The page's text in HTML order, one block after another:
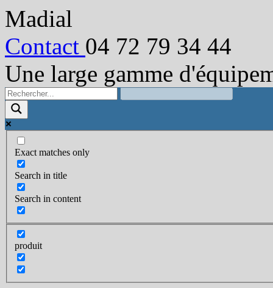
Madial
Contact 04 72 79 34 44
Une large gamme
Exact matches only
Search in title
Search in content
produit